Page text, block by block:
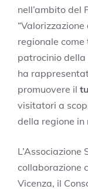
nell’ambito del
regionale come
patrocinio della
ha
promuovere il
visitatori a
della regione in
collaborazione
Vicenza, il